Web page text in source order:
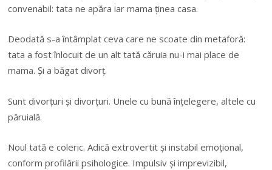
convenabil: tata ne apăra iar mama ţinea casa.
Deodată s-a întâmplat ceva care ne scoate din metaforă:
tata a fost înlocuit de un alt tată căruia nu-i mai place de
mama. Şi a băgat divorţ.
Sunt divorţuri şi divorţuri. Unele cu bună înţelegere, altele cu
păruială.
Noul tată e coleric. Adică extrovertit şi instabil emoţional,
conform profilării psihologice. Impulsiv şi imprevizibil,